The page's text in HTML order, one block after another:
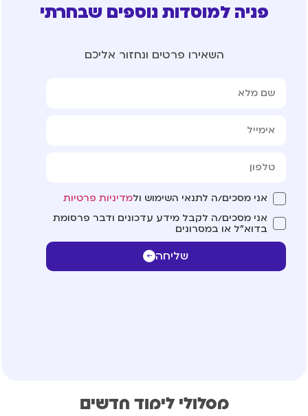
פניה למוסדות נוספים שבחרתי
השאירו פרטים ונחזור אליכם
אני מסכים/ה לתנאי השימוש ולמדיניות פרטיות
אני מסכים/ה לקבל מידע עדכונים ודבר פרסומת
בדוא"ל או במסרונים
שליחה
מסלולי לימוד חדשים